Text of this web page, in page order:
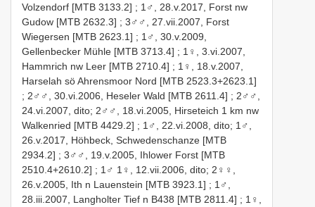
Volzendorf [MTB 3133.2] ; 1♂, 28.v.2017, Forst nw
Gudow [MTB 2632.3] ; 3♂♂, 27.vii.2007, Forst
Wiegersen [MTB 2623.1] ; 1♂, 30.v.2009,
Gellenbecker Mühle [MTB 3713.4] ; 1♀, 3.vi.2007,
Hammrich nw Leer [MTB 2710.4] ; 1♀, 18.v.2007,
Harselah sö Ahrensmoor Nord [MTB 2523.3+2623.1]
; 2♂♂, 30.vi.2006, Heseler Wald [MTB 2611.4] ; 2♂♂,
24.vi.2007, dito; 2♂♂, 18.vi.2005, Hirseteich 1 km nw
Walkenried [MTB 4429.2] ; 1♂, 22.vi.2008, dito; 1♂,
26.v.2017, Höhbeck, Schwedenschanze [MTB
2934.2] ; 3♂♂, 19.v.2005, Ihlower Forst [MTB
2510.4+2610.2] ; 1♂ 1♀, 12.vii.2006, dito; 2♀♀,
26.v.2005, Ith n Lauenstein [MTB 3923.1] ; 1♂,
28.iii.2007, Langholter Tief n B438 [MTB 2811.4] ; 1♀,